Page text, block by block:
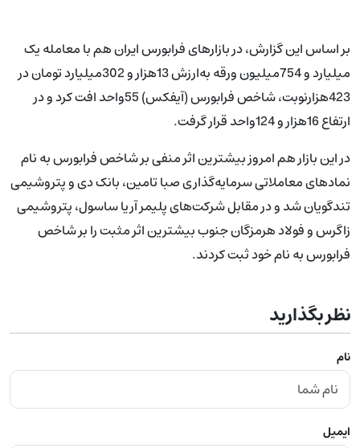
بر اساس این گزارش، در بازارهای فرابورس ایران هم با معامله یک
میلیارد و 754میلیون ورقه به‌ارزش 13هزار و 302میلیارد تومان در
423هزارنوبت، شاخص فرابورس (آیفکس) 55واحد افت کرد و در
ارتفاع 16هزار و 124واحد قرار گرفت.
در این بازار هم امروز بیشترین اثر منفی بر شاخص فرابورس به نام
نمادهای معاملاتی سرمایه‌گذاری صبا تامین، بانک دی و پتروشیمی
تندگویان شد و در مقابل شرکت‌های پلیمر آریا ساسول، پتروشیمی
زاگرس و فولاد هرمزگان جنوب بیشترین اثر مثبت را بر شاخص
فرابورس به نام خود ثبت کردند.
نظر بگذارید
نام
ایمیل